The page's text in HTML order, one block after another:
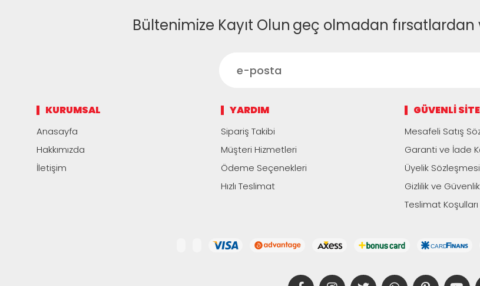
Bültenimize Kayıt Olun geç olmadan fırsatlardan
KURUMSAL
Anasayfa
Hakkımızda
İletişim
YARDIM
Sipariş Takibi
Müşteri Hizmetleri
Ödeme Seçenekleri
Hızlı Teslimat
GÜVENLI SITE
Mesafeli Satış
Garanti ve İade
Üyelik Sözleşmesi
Gizlilik ve Güvenlik
Teslimat Koşulları